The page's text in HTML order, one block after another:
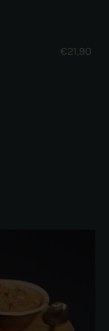
€21,90